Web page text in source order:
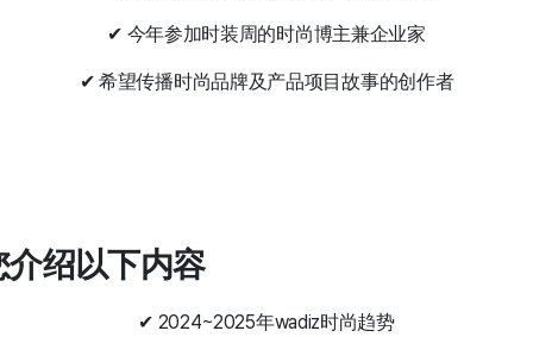
✔ 今年参加时装周的时尚博主兼企业家
✔ 希望传播时尚品牌及产品项目故事的创作者
绍以下内容
✔ 2024~2025年wadiz时尚趋势